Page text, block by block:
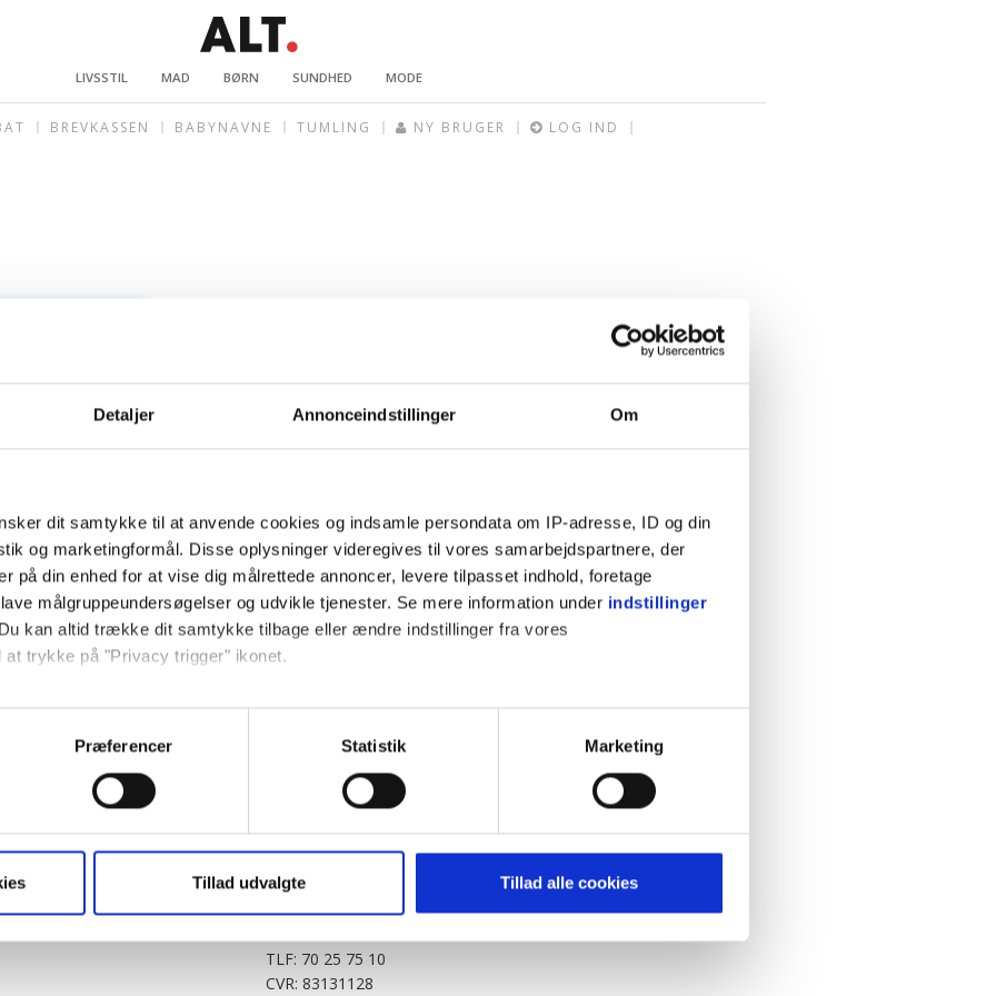
Detaljer Annonceindstillinger Om
dit samtykke til at anvende cookies og indsamle persondata om IP-adresse, ID og din
og marketingformål. Disse oplysninger videregives til vores samarbejdspartnere, der
på din enhed for at vise dig målrettede annoncer, levere tilpasset indhold, foretage
målgruppeundersøgelser og udvikle tjenester. Se mere information under indstillinger
kan altid trække dit samtykke tilbage eller ændre indstillinger fra vores
at trykke på "Privacy trigger" ikonet.
gerne:
om din placering, der kan være nøjagtig inden for få meter
baseret på en scanning af dens unikke karakteristika (fingerprinting)
må bruge egne cookies og cookies fra tredjeparter til at optimere dit besøg på vores
generere statistik og huske dine præferencer samt til brug for markedsføring, så vi
tilbage. Du skal være opmærksom på, at vores hjemmeside muligvis ikke fungerer
cookies eller tilbagetrækker et samtykke. Du kan læse mere om vores brug af cookies
Præferencer Statistik Marketing
Tillad udvalgte Tillad alle cookies
LIVSSTIL MAD BØRN SUNDHED MODE
BREVKASSEN BABYNAVNE TUMLING NY BRUGER LOG IND
KitchenOne.dk
Jollyroom.dk
Outnorth.dk
Klikk.no
Alt.dk
Realityportalen.dk
Cookiepolitik
Privatlivspolitik
BABY.DK
Story House Egmont A/S
Strødamvej 46
TLF: 70 25 75 10
CVR: 83131128